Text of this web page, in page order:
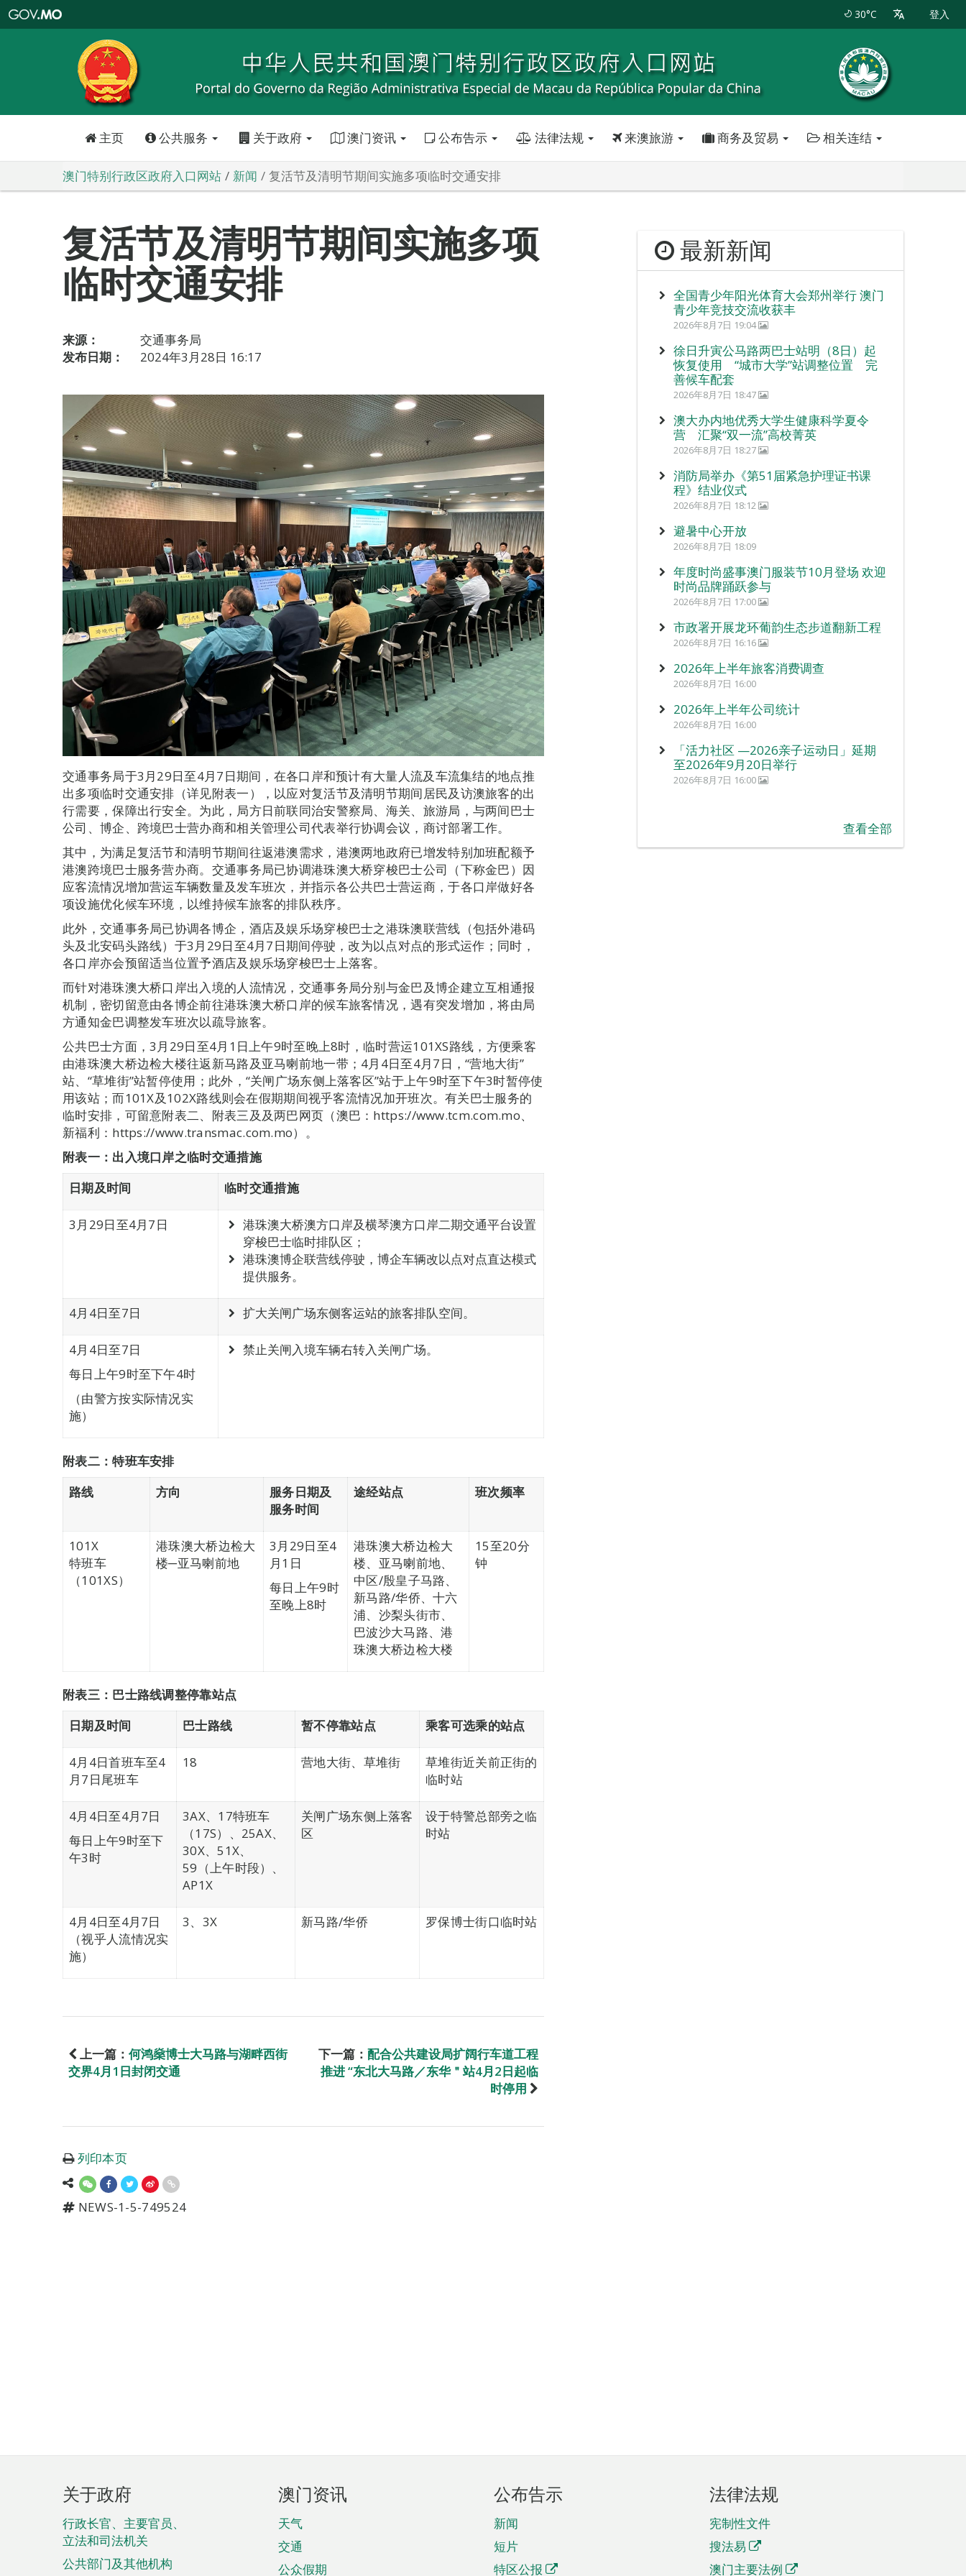
特
政
区
政
口
30°C 登入
主页 公共服务 关于政府 澳门资讯 公布告示 法律法规 来澳旅游 商务及贸易 相关连结
澳门特别行政区政府入口网站 新闻 复活节及清明节期间实施多项临时交通安排
复活节及清明节期间实施多项
临时交通安排
来源：
交通事务局
发布日期：
2024年3月28日 16:17
交通事务局于3月29日至4月7日期间，在各口岸和预计有大量人流及车流集结的地点推
出多项临时交通安排（详见附表一），以应对复活节及清明节期间居民及访澳旅客的出
行需要，保障出行安全。为此，局方日前联同治安警察局、海关、旅游局，与两间巴士
公司、博企、跨境巴士营办商和相关管理公司代表举行协调会议，商讨部署工作。
其中，为满足复活节和清明节期间往返港澳需求，港澳两地政府已增发特别加班配额予
港澳跨境巴士服务营办商。交通事务局已协调港珠澳大桥穿梭巴士公司（下称金巴）因
应客流情况增加营运车辆数量及发车班次，并指示各公共巴士营运商，于各口岸做好各
项设施优化候车环境，以维持候车旅客的排队秩序。
此外，交通事务局已协调各博企，酒店及娱乐场穿梭巴士之港珠澳联营线（包括外港码
头及北安码头路线）于3月29日至4月7日期间停驶，改为以点对点的形式运作；同时，
各口岸亦会预留适当位置予酒店及娱乐场穿梭巴士上落客。
而针对港珠澳大桥口岸出入境的人流情况，交通事务局分别与金巴及博企建立互相通报
机制，密切留意由各博企前往港珠澳大桥口岸的候车旅客情况，遇有突发增加，将由局
方通知金巴调整发车班次以疏导旅客。
公共巴士方面，3月29日至4月1日上午9时至晚上8时，临时营运101XS路线，方便乘客
由港珠澳大桥边检大楼往返新马路及亚马喇前地一带；4月4日至4月7日，“营地大街”
站、“草堆街”站暂停使用；此外，“关闸广场东侧上落客区”站于上午9时至下午3时暂停使
用该站；而101X及102X路线则会在假期期间视乎客流情况加开班次。有关巴士服务的
临时安排，可留意附表二、附表三及及两巴网页（澳巴：https://www.tcm.com.mo、
新福利：https://www.transmac.com.mo）。
附表一：出入境口岸之临时交通措施
日期及时间
临时交通措施
3月29日至4月7日
港珠澳大桥澳方口岸及横琴澳方口岸二期交通平台设置
穿梭巴士临时排队区；
港珠澳博企联营线停驶，博企车辆改以点对点直达模式
提供服务。
4月4日至7日 扩大关闸广场东侧客运站的旅客排队空间。
4月4日至7日
每日上午9时至下午4时
（由警方按实际情况实
施）
禁止关闸入境车辆右转入关闸广场。
附表二：特班车安排
路线
方向
服务日期及
服务时间
途经站点 班次频率
101X
特班车
（101XS）
港珠澳大桥边检大
楼─亚马喇前地
3月29日至4
月1日
每日上午9时
至晚上8时
港珠澳大桥边检大
楼、亚马喇前地、
中区/殷皇子马路、
新马路/华侨、十六
浦、沙梨头街市、
巴波沙大马路、港
珠澳大桥边检大楼
15至20分
钟
附表三：巴士路线调整停靠站点
日期及时间
巴士路线 暂不停靠站点 乘客可选乘的站点
4月4日首班车至4
月7日尾班车
18 营地大街、草堆街
草堆街近关前正街的
临时站
4月4日至4月7日
每日上午9时至下
午3时
3AX、17特班车
（17S）、25AX、
30X、51X、
59（上午时段）、
AP1X
关闸广场东侧上落客
区
设于特警总部旁之临
时站
4月4日至4月7日
（视乎人流情况实
施）
3、3X 新马路/华侨 罗保博士街口临时站
上一篇： 何鸿燊博士大马路与湖畔西街
交界4月1日封闭交通
下一篇： 配合公共建设局扩阔行车道工程
推进 “东北大马路／东华＂站4月2日起临
时停用
列印本页
NEWS-1-5-749524
最新新闻
全国青少年阳光体育大会郑州举行 澳门
青少年竞技交流收获丰
2026年8月7日 19:04
徐日升寅公马路两巴士站明（8日）起
恢复使用 “城市大学”站调整位置 完
善候车配套
2026年8月7日 18:47
澳大办内地优秀大学生健康科学夏令
营 汇聚“双一流”高校菁英
2026年8月7日 18:27
消防局举办《第51届紧急护理证书课
程》结业仪式
2026年8月7日 18:12
避暑中心开放
2026年8月7日 18:09
年度时尚盛事澳门服装节10月登场 欢迎
时尚品牌踊跃参与
2026年8月7日 17:00
市政署开展龙环葡韵生态步道翻新工程
2026年8月7日 16:16
2026年上半年旅客消费调查
2026年8月7日 16:00
2026年上半年公司统计
2026年8月7日 16:00
「活力社区 —2026亲子运动日」延期
至2026年9月20日举行
2026年8月7日 16:00
查看全部
页
脚
菜
单
关于政府
行政长官、主要官员、
立法和司法机关
公共部门及其他机构
澳门资讯
天气
交通
公众假期
公布告示
新闻
短片
特区公报
法律法规
宪制性文件
搜法易
澳门主要法例